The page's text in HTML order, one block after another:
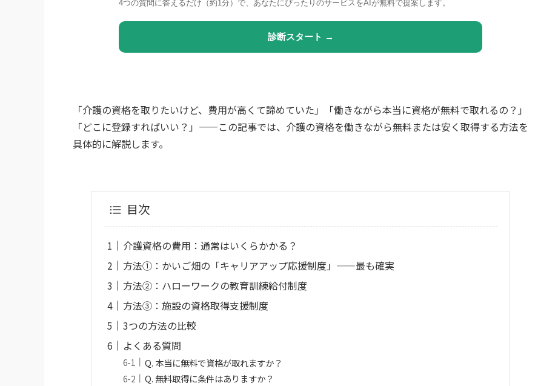
4つの質問に答えるだけ（約1分）で、あなたにぴったりのサービスをAIが無料で提案します。
診断スタート →
「介護の資格を取りたいけど、費用が高くて諦めていた」「働きながら本当に資格が無料で取れるの？」
「どこに登録すればいい？」——この記事では、介護の資格を働きながら無料または安く取得する方法を
具体的に解説します。
目次
介護資格の費用：通常はいくらかかる？
方法①：かいご畑の「キャリアアップ応援制度」——最も確実
方法②：ハローワークの教育訓練給付制度
方法③：施設の資格取得支援制度
3つの方法の比較
よくある質問
Q. 本当に無料で資格が取れますか？
Q. 無料取得に条件はありますか？